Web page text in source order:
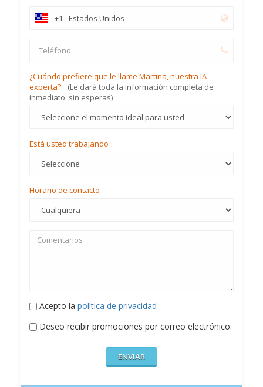
¿Cuándo prefiere que le llame Martina, nuestra IA
experta?
(Le dará toda la información completa de
inmediato, sin esperas)
Está usted trabajando
Horario de contacto
Acepto la política de privacidad
Deseo recibir promociones por correo electrónico.